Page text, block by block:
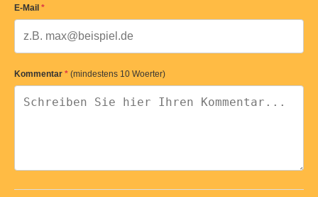
E-Mail *
Kommentar * (mindestens 10 Woerter)